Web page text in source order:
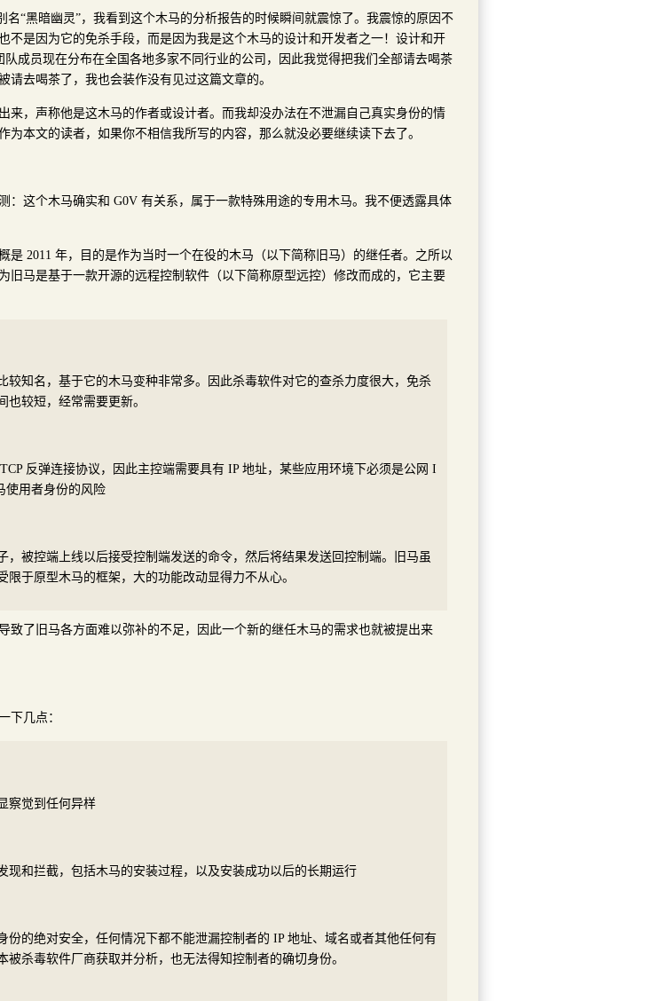
名“黑暗幽灵”，我看到这个木马的分析报告的时候瞬间就震惊了。我震惊的原因不
不是因为它的免杀手段，而是因为我是这个木马的设计和开发者之一！设计和开
队成员现在分布在全国各地多家不同行业的公司，因此我觉得把我们全部请去喝茶
请去喝茶了，我也会装作没有见过这篇文章的。
来，声称他是这木马的作者或设计者。而我却没办法在不泄漏自己真实身份的情
为本文的读者，如果你不相信我所写的内容，那么就没必要继续读下去了。
：这个木马确实和 G0V 有关系，属于一款特殊用途的专用木马。我不便透露具体
是 2011 年，目的是作为当时一个在役的木马（以下简称旧马）的继任者。之所以
旧马是基于一款开源的远程控制软件（以下简称原型远控）修改而成的，它主要
较知名，基于它的木马变种非常多。因此杀毒软件对它的查杀力度很大，免杀
也较短，经常需要更新。
反弹连接协议，因此主控端需要具有 IP 地址，某些应用环境下必须是公网 I
使用者身份的风险
，被控端上线以后接受控制端发送的命令，然后将结果发送回控制端。旧马虽
限于原型木马的框架，大的功能改动显得力不从心。
致了旧马各方面难以弥补的不足，因此一个新的继任木马的需求也就被提出来
下几点：
察觉到任何异样
现和拦截，包括木马的安装过程，以及安装成功以后的长期运行
份的绝对安全，任何情况下都不能泄漏控制者的 IP 地址、域名或者其他任何有
被杀毒软件厂商获取并分析，也无法得知控制者的确切身份。